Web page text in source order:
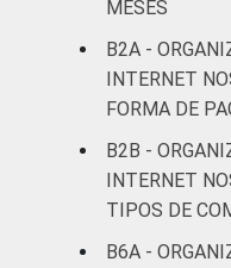
MESES
B2A -
INTERNET
FORMA DE
B2B -
INTERNET
TIPOS DE
B6A -